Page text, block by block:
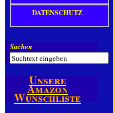
DATENSCHUTZ
Suchen
Unsere
Amazon
Wunschliste